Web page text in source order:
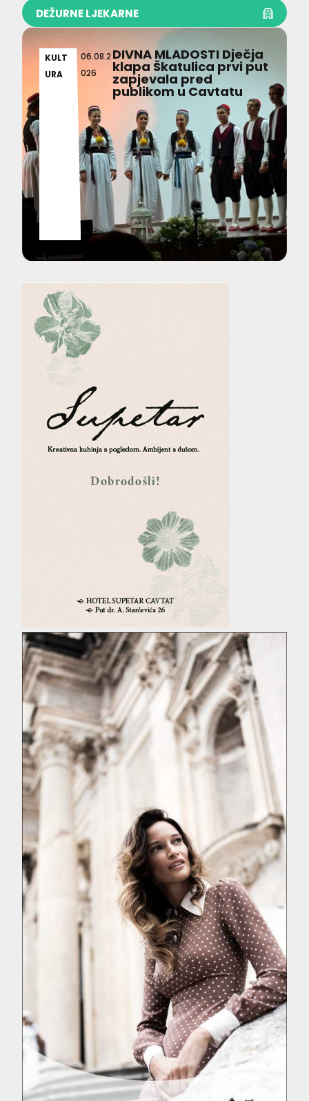
DEŽURNE LJEKARNE
KULT
URA
06.08.2
026
DIVNA MLADOSTI Dječja
klapa Škatulica prvi put
zapjevala pred
publikom u Cavtatu